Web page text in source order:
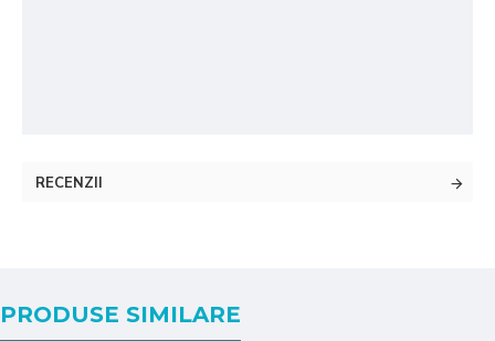
RECENZII
PRODUSE SIMILARE